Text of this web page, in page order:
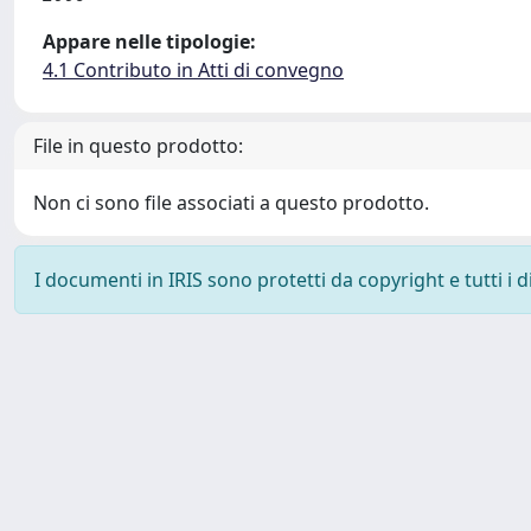
Appare nelle tipologie:
4.1 Contributo in Atti di convegno
File in questo prodotto:
Non ci sono file associati a questo prodotto.
I documenti in IRIS sono protetti da copyright e tutti i